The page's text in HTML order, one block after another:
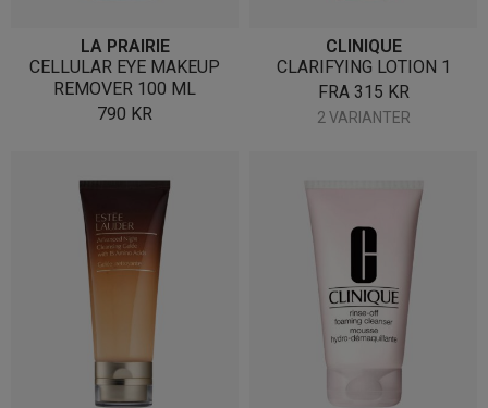
LA PRAIRIE
CELLULAR EYE MAKEUP
REMOVER 100 ML
790 KR
CLINIQUE
CLARIFYING LOTION 1
FRA 315 KR
2 VARIANTER